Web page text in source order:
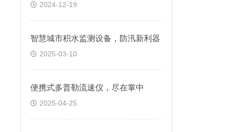
2024-12-19
智慧城市积水监测设备，防汛新利器
2025-03-10
便携式多普勒流速仪，尽在掌中
2025-04-25